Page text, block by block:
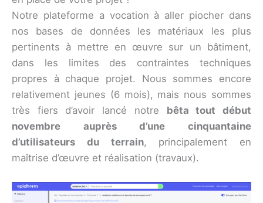
Notre plateforme a vocation à aller piocher dans
nos bases de données les matériaux les plus
pertinents à mettre en œuvre sur un bâtiment,
dans les limites des contraintes techniques
propres à chaque projet. Nous sommes encore
relativement jeunes (6 mois), mais nous sommes
très fiers d’avoir lancé notre bêta tout début
novembre auprès d’une cinquantaine
d’utilisateurs du terrain, principalement en
maîtrise d’œuvre et réalisation (travaux).